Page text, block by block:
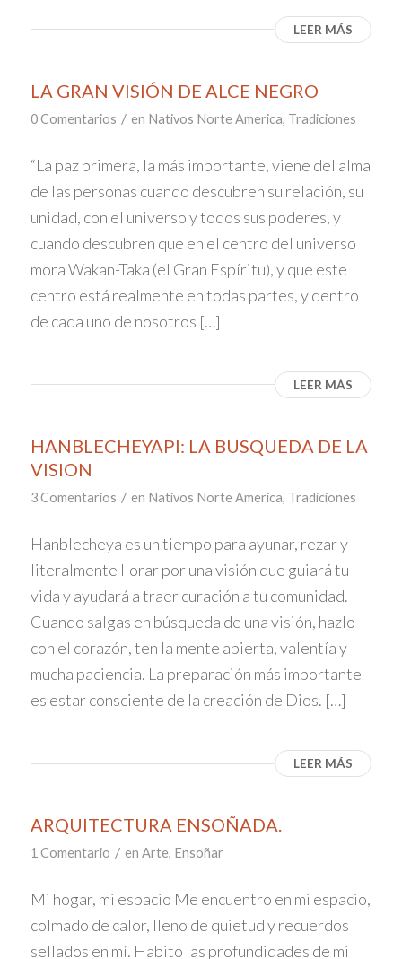
LEER MÁS
LA GRAN VISIÓN DE ALCE NEGRO
0 Comentarios / en Nativos Norte America, Tradiciones
“La paz primera, la más importante, viene del alma
de las personas cuando descubren su relación, su
unidad, con el universo y todos sus poderes, y
cuando descubren que en el centro del universo
mora Wakan-Taka (el Gran Espíritu), y que este
centro está realmente en todas partes, y dentro
de cada uno de nosotros […]
LEER MÁS
HANBLECHEYAPI: LA BUSQUEDA DE LA
VISION
3 Comentarios / en Nativos Norte America, Tradiciones
Hanblecheya es un tiempo para ayunar, rezar y
literalmente llorar por una visión que guiará tu
vida y ayudará a traer curación a tu comunidad.
Cuando salgas en búsqueda de una visión, hazlo
con el corazón, ten la mente abierta, valentía y
mucha paciencia. La preparación más importante
es estar consciente de la creación de Dios. […]
LEER MÁS
ARQUITECTURA ENSOÑADA.
1 Comentario / en Arte, Ensoñar
Mi hogar, mi espacio Me encuentro en mi espacio,
colmado de calor, lleno de quietud y recuerdos
sellados en mí. Habito las profundidades de mi